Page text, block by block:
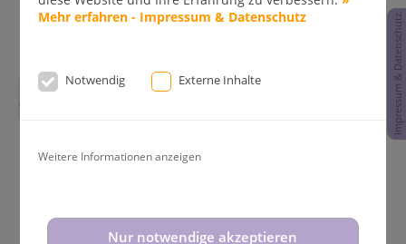
Mehr erfahren - Impressum & Datenschutz
Notwendig Externe Inhalte
Weitere Informationen anzeigen
Nur notwendige akzeptieren
Impressum & Datenschutz